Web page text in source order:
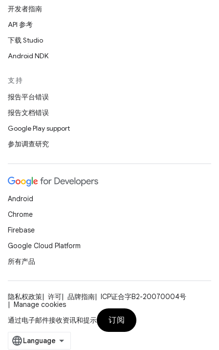
开发者指南
API 参考
下载 Studio
Android NDK
支持
报告平台错误
报告文档错误
Google Play support
参加调查研究
Android
Chrome
Firebase
Google Cloud Platform
所有产品
隐私权政策 许可 品牌指南
ICP证合字B2-20070004号
Manage cookies
通过电子邮件接收资讯和提示
订阅